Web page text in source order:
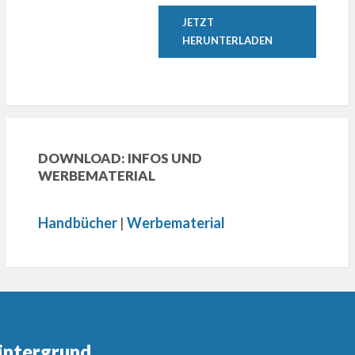
JETZT
HERUNTERLADEN
DOWNLOAD: INFOS UND
WERBEMATERIAL
Handbücher| Werbematerial